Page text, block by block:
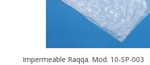
Impermeable Raqqa. Mod. 10-SP-003